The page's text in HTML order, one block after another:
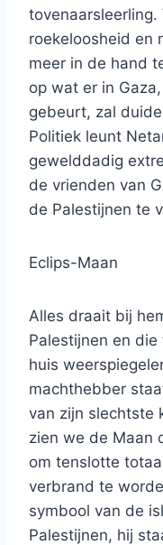
roekeloosheid en
meer in de hand
op wat er in
gebeurt, zal
Politiek leunt
gewelddadig
de vrienden van
de Palestijnen te
Eclips-Maan
Alles draait bij
Palestijnen en
huis
machthebber
van zijn slechtste
zien we de Maan
om tenslotte
verbrand te
symbool van de
Palestijnen, hij